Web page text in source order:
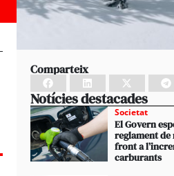
Comparteix
Notícies destacades
Societat
El Govern
reglament de
front a
carburants